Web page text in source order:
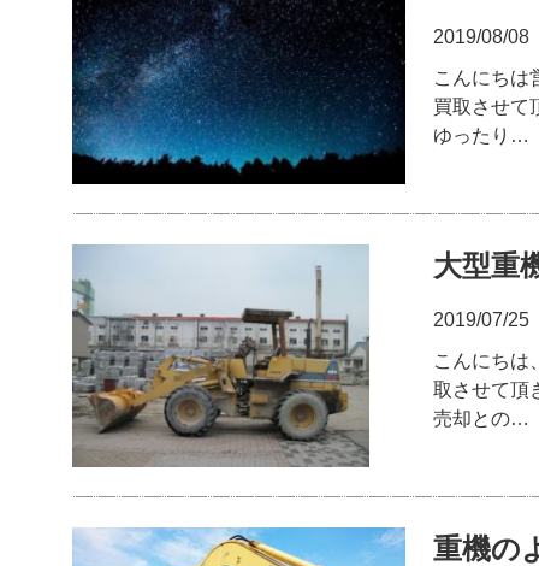
2019/08/08
こんにち
買取させて
ゆったり…
大型重
2019/07/25
こんにちは
取させて頂
売却との…
重機の